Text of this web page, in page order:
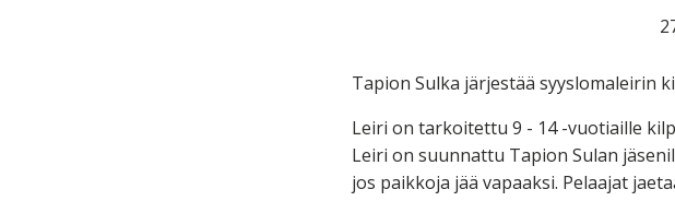
Tapion Sulka järjestää syyslomaleirin
Leiri on tarkoitettu 9 - 14 -vuotiaille
Leiri on suunnattu Tapion Sulan
jos paikkoja jää vapaaksi. Pelaajat